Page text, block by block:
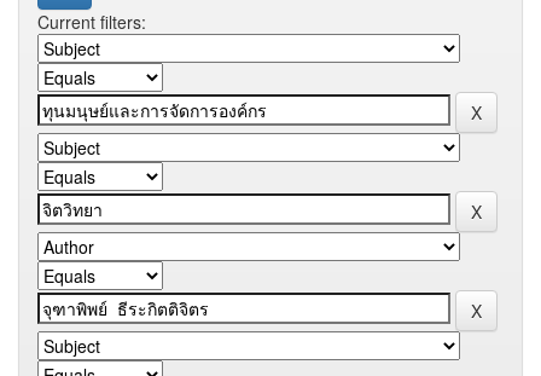
Current filters: